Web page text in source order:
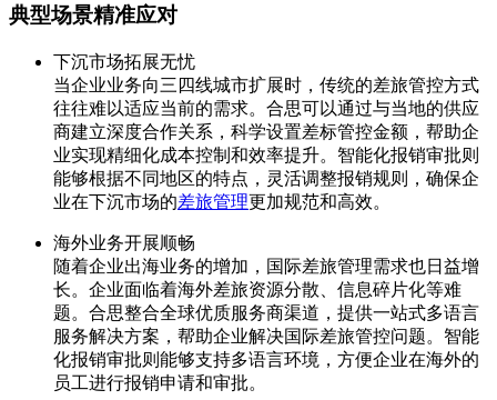
典型场景精准应对
下沉市场拓展无忧
当企业业务向三四线城市扩展时，传统的差旅管控方式
往往难以适应当前的需求。合思可以通过与当地的供应
商建立深度合作关系，科学设置差标管控金额，帮助企
业实现精细化成本控制和效率提升。智能化报销审批则
能够根据不同地区的特点，灵活调整报销规则，确保企
业在下沉市场的差旅管理更加规范和高效。
海外业务开展顺畅
随着企业出海业务的增加，国际差旅管理需求也日益增
长。企业面临着海外差旅资源分散、信息碎片化等难
题。合思整合全球优质服务商渠道，提供一站式多语言
服务解决方案，帮助企业解决国际差旅管控问题。智能
化报销审批则能够支持多语言环境，方便企业在海外的
员工进行报销申请和审批。